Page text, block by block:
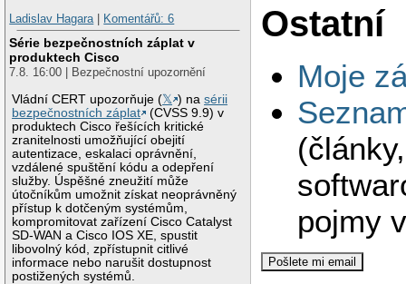
Ladislav Hagara| Komentářů: 6
Série bezpečnostních záplat v
produktech Cisco
7.8. 16:00 | Bezpečnostní upozornění
Vládní CERT upozorňuje (𝕏 ) nasérii
bezpečnostních záplat
(CVSS 9.9) v
produktech Cisco řešících kritické
zranitelnosti umožňující obejití
autentizace, eskalaci oprávnění,
vzdálené spuštění kódu a odepření
služby. Úspěšné zneužití může
útočníkům umožnit získat neoprávněný
přístup k dotčeným systémům,
kompromitovat zařízení Cisco Catalyst
SD-WAN a Cisco IOS XE, spustit
libovolný kód, zpřístupnit citlivé
informace nebo narušit dostupnost
postižených systémů.
Ostatní
Moje
pojmy